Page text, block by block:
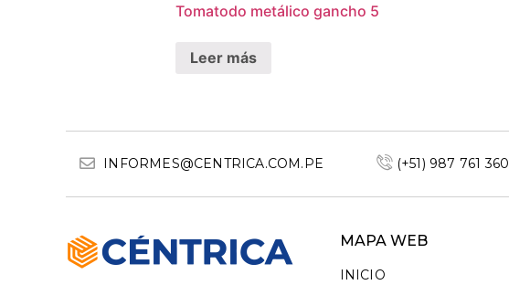
Tomatodo metálico gancho 5
Leer más
INFORMES@CENTRICA.COM.PE (+51) 987 761 360
MAPA WEB
INICIO